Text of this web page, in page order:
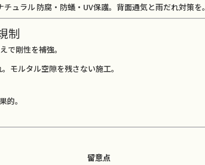
チュラル防腐・防蟻・UV保護。背面通気と雨だれ対策を。
制
で剛性を補強。
モルタル空隙を残さない施工。
的。
留意点